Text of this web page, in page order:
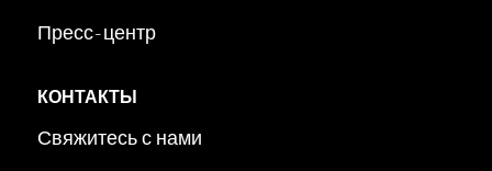
Пресс-центр
КОНТАКТЫ
Свяжитесь с нами